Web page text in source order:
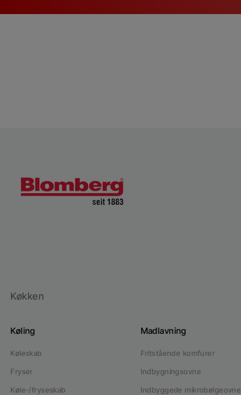
Køkken
Køling
Køleskab
Fryser
Køle-/fryseskab
Madlavning
Fritstående komfurer
Indbygningsovne
Indbyggede mikrobølgeovne